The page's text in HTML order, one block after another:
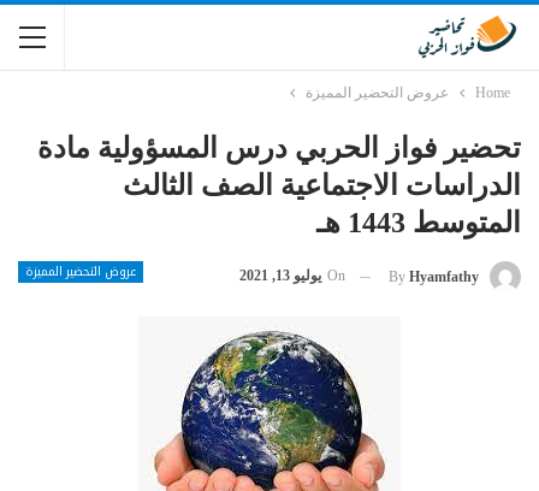
Home عروض التحضير المميزة
تحضير فواز الحربي درس المسؤولية مادة
الدراسات الاجتماعية الصف الثالث
المتوسط 1443 هـ
عروض التحضير المميزة By Hyamfathy
On يوليو 13, 2021